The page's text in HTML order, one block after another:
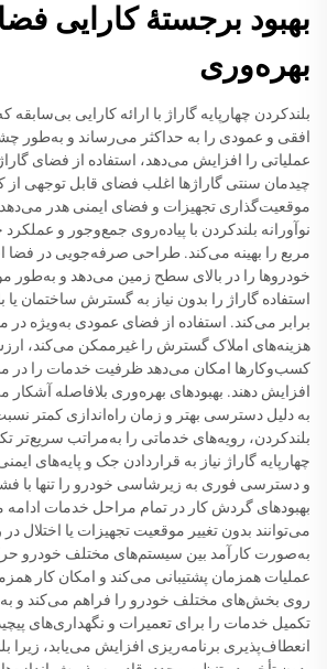
بهبود برجستهٔ کارایی
بهره‌وری
بلندکردن چهارپایه گاراژ با ارائه کارایی
افقی و عمودی را به حداکثر می‌رساند و به‌طور
عملیاتی را افزایش می‌دهد، استفاده از فضای
چیدمان سنتی گاراژها اغلب فضای قابل توجهی از
موقعیت‌گذاری تجهیزات و فضای ایمنی هدر
نوآورانه بلندکردن با پیاده‌روی جمع‌وجور و
مربع را بهینه می‌کند. طراحی صرفه‌جویی در فضا
خودروها را در بالای سطح زمین می‌دهد و به‌طور
استفاده گاراژ را بدون نیاز به گسترش ساختمان یا
برابر می‌کند. استفاده از فضای عمودی به‌ویژه
هزینه‌های املاک گسترش را غیرممکن می‌کند،
کسب‌وکارها امکان می‌دهد ظرفیت خدمات را در
افزایش دهند. بهبودهای بهره‌وری بلافاصله آشکار
به دلیل دسترسی بهتر و زمان راه‌اندازی کمتر
بلندکردن، رویه‌های خدماتی را به‌مراتب سریع‌تر
چهارپایه گاراژ نیاز به قراردادن جک و پایه‌های
و دسترسی فوری به زیرشاسی خودرو را تنها با
بهبودهای گردش کار در تمام مراحل خدمات ادامه
می‌توانند بدون تغییر موقعیت تجهیزات یا اختلال
به‌صورت کارآمد بین سیستم‌های مختلف خودرو
عملیات همزمان پشتیبانی می‌کند و امکان کار
روی بخش‌های مختلف خودرو را فراهم می‌کند و
تکمیل خدمات را برای تعمیرات و نگهداری‌های
انعطاف‌پذیری برنامه‌ریزی افزایش می‌یابد، زیرا